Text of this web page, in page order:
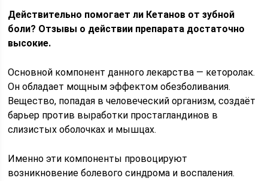
Действительно помогает ли Кетанов от зубной
боли? Отзывы о действии препарата достаточно
высокие.
Основной компонент данного лекарства — кеторолак.
Он обладает мощным эффектом обезболивания.
Вещество, попадая в человеческий организм, создаёт
барьер против выработки простагландинов в
слизистых оболочках и мышцах.
Именно эти компоненты провоцируют
возникновение болевого синдрома и воспаления.